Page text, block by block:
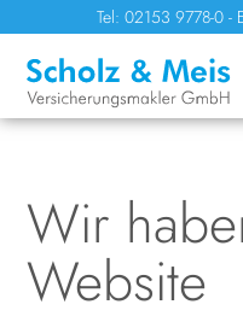
Tel: 02153 9778-0-
Wir
Website